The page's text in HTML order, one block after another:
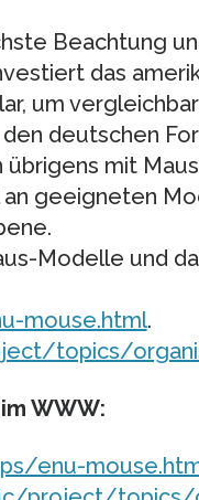
Beachtung
das
um
deutschen
mit
geeigneten
Modelle und
mouse.html.
topics/
WWW:
enu-